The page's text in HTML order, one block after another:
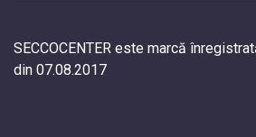
SECCOCENTER este marcă
din 07.08.2017